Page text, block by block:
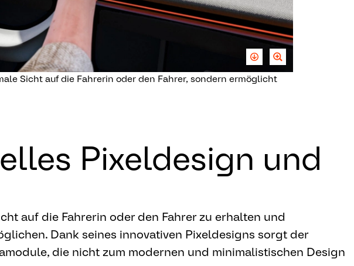
Sicht auf die Fahrerin oder den Fahrer, sondern ermöglicht
Pixeldesign und
auf die Fahrerin oder den Fahrer zu erhalten und
Dank seines innovativen Pixeldesigns sorgt der
die nicht zum modernen und minimalistischen Design